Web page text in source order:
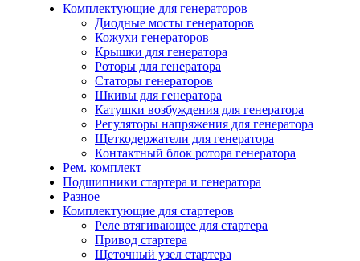
Комплектующие для генераторов
Диодные мосты генераторов
Кожухи генераторов
Крышки для генератора
Роторы для генератора
Статоры генераторов
Шкивы для генератора
Катушки возбуждения для генератора
Регуляторы напряжения для генератора
Щеткодержатели для генератора
Контактный блок ротора генератора
Рем. комплект
Подшипники стартера и генератора
Разное
Комплектующие для стартеров
Реле втягивающее для стартера
Привод стартера
Щеточный узел стартера